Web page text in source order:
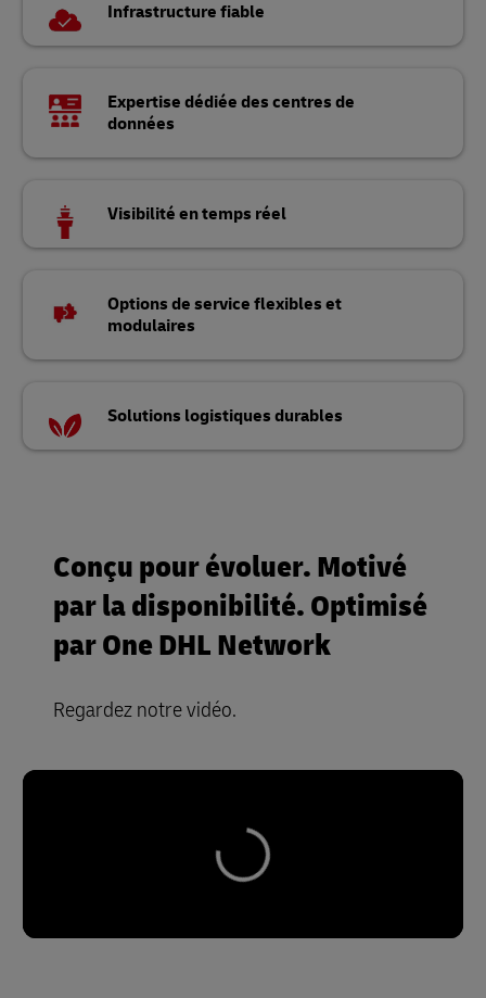
Infrastructure fiable
Expertise dédiée des centres de
données
Visibilité en temps réel
Options de service flexibles et
modulaires
Solutions logistiques durables
Conçu pour évoluer. Motivé
par la disponibilité. Optimisé
par One DHL Network
Regardez notre vidéo.